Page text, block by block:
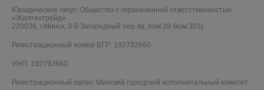
Юридическое лицо: Общество с ограниченной ответственностью
«Жилтехтрейд»
220036, г.Минск, 3-й Загородный пер.4в, пом.39 (ком.303)
Регистрационный номер ЕГР: 192792660
УНП: 192792660
Регистрационный орган: Минский городской исполнительный комитет